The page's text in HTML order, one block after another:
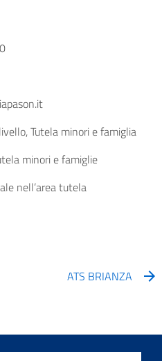
Tutela minori e famiglia
minori e famiglie
nell’area tutela
ATS BRIANZA